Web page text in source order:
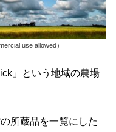
use allowed）
」という地域の農場
所蔵品を一覧にした